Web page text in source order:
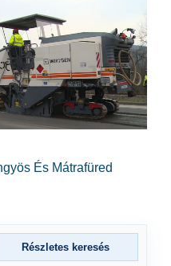
És Mátrafüred
Részletes keresés